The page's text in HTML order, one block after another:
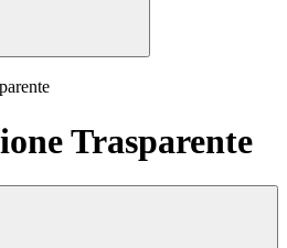
Trasparente